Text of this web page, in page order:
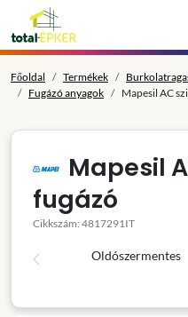
Főoldal Termékek
Fugázó anyagok
Mapesil AC
Mapesil
fugázó
Cikkszám: 4817291IT
Oldószermentes